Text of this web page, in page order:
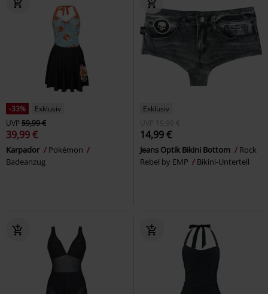
-33%
Exklusiv
UVP59,99 €
39,99 €
Karpador
Pokémon
Badeanzug
Exklusiv
UVP
19,99 €
14,99 €
Jeans Optik Bikini Bottom
Rock
Rebel by EMP
Bikini-Unterteil